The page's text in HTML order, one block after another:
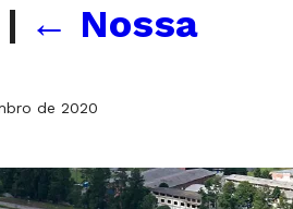
| ← Nossa
de 2020